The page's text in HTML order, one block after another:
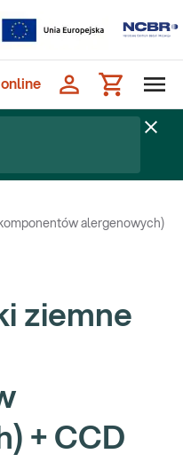
alergenowych)
ziemne
+ CCD